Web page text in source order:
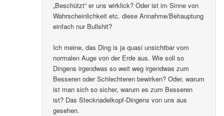
„Beschützt“ er uns wirklick? Oder ist im Sinne von
Wahrscheinlichkeit etc. diese Annahme/Behauptung
einfach nur Bullshit?
Ich meine, das Ding is ja quasi unsichtbar vom
normalen Auge von der Erde aus. Wie soll so
Dingens irgendwas so weit weg irgendwas zum
Besseren oder Schlechteren bewirken? Oder, warum
ist man sich so sicher, warum es zum Besseren
ist? Das Stecknadelkopf-Dingens von uns aus
gesehen.